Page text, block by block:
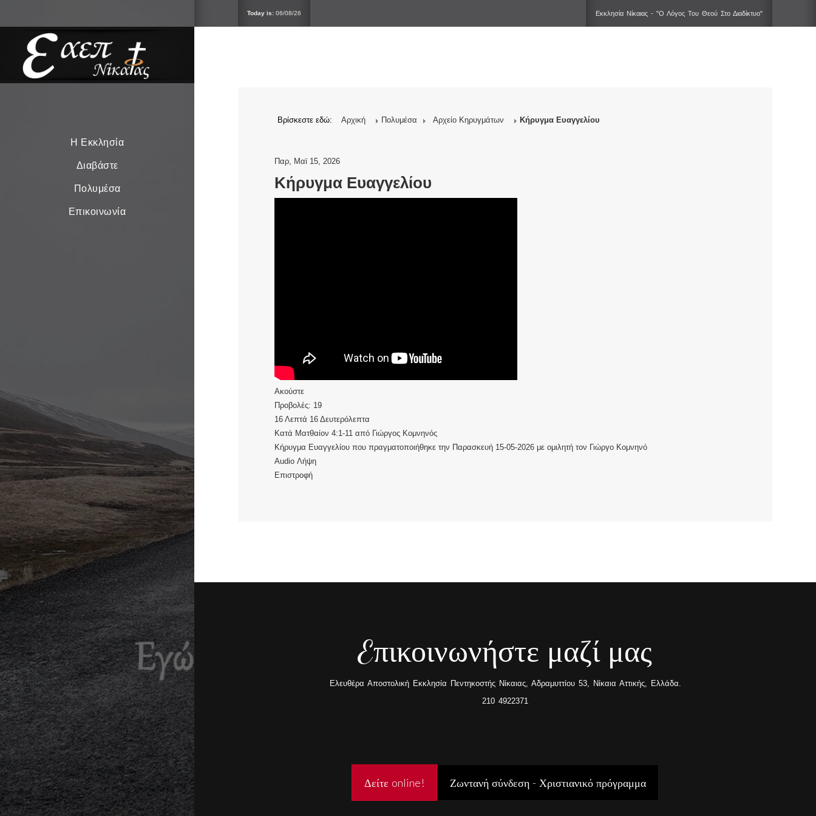
Η Εκκλησία
Διαβάστε
Πολυμέσα
Επικοινωνία
Today is:06/08/26 Εκκλησία Νίκαιας - "Ο Λόγος Του Θεού Στο Διαδίκτυο"
Βρίσκεστε εδώ: Αρχική Πολυμέσα Αρχείο Κηρυγμάτων Κήρυγμα Ευαγγελίου
Παρ, Μαϊ 15, 2026
Κήρυγμα Ευαγγελίου
Ακούστε
Προβολές: 19
16 Λεπτά 16 Δευτερόλεπτα
Κατά Ματθαίον 4:1-11 από Γιώργος Κομνηνός
Κήρυγμα Ευαγγελίου που πραγματοποιήθηκε την Παρασκευή 15-05-2026 με ομιλητή τον Γιώργο Κομνηνό
AudioΛήψη
Επιστροφή
Eπικοινωνήστε μαζί μας
Ελευθέρα Αποστολική Εκκλησία Πεντηκοστής Νίκαιας, Αδραμυττίου 53, Νίκαια Αττικής, Ελλάδα.
210 4922371
Δείτε online! Ζωντανή σύνδεση - Χριστιανικό πρόγραμμα